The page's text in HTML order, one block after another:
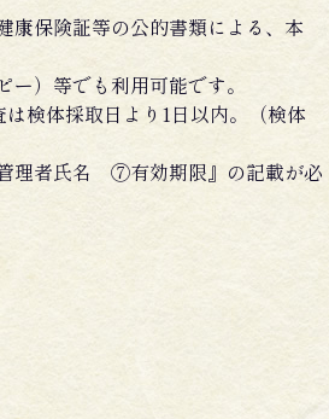
康保険証等の公的書類による、本
）等でも利用可能です。
検体採取日より1日以内。（検体
者氏名 ⑦有効期限』の記載が必